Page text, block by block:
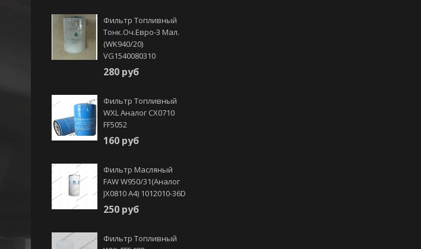
Фильтр Топливный
Тонк.оч.Евро-3 Мал.
(WK940/20)
VG1540080310
280 руб
Фильтр Топливный
WXL Аналог CX0710
FF5052
160 руб
Фильтр Масляный
FAW W950/31(аналог
JX0810 А4) 1012010-36D
250 руб
Фильтр Топливный